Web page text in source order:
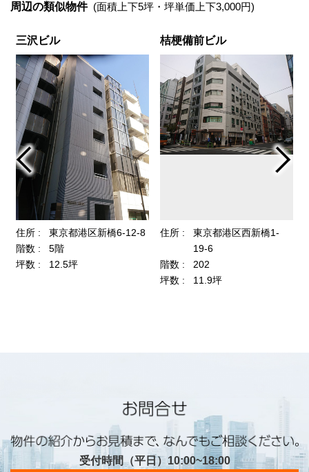
周辺の類似物件 (面積上下5坪・坪単価上下3,000円)
受付時間（平日）10:00~18:00